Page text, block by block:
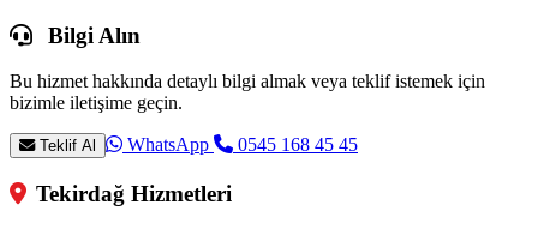
Bilgi Alın
Bu hizmet hakkında detaylı bilgi almak veya teklif istemek için
bizimle iletişime geçin.
Teklif Al WhatsApp 0545 168 45 45
Tekirdağ Hizmetleri